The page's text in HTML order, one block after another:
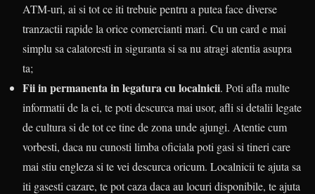
ATM-uri, ai si tot ce iti trebuie pentru a putea face diverse
tranzactii rapide la orice comercianti mari. Cu un card e mai
simplu sa calatoresti in siguranta si sa nu atragi atentia asupra
ta;
Fii in permanenta in legatura cu localnicii. Poti afla multe
informatii de la ei, te poti descurca mai usor, afli si detalii legate
de cultura si de tot ce tine de zona unde ajungi. Atentie cum
vorbesti, daca nu cunosti limba oficiala poti gasi si tineri care
mai stiu engleza si te vei descurca oricum. Localnicii te ajuta sa
iti gasesti cazare, te pot caza daca au locuri disponibile, te ajuta